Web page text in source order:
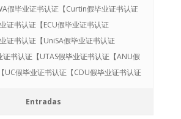
假毕业证书认证【Curtin假毕业证书认证
证书认证【ECU假毕业证书认证
证书认证【UniSA假毕业证书认证
证书认证【UTAS假毕业证书认证【ANU假
UC假毕业证书认证【CDU假毕业证书认证
Entradas